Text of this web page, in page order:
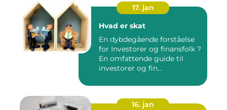
17. jan
Hvad er skat
En dybdegående forståelse
for Investorer og finansfolk ?
En omfattende guide til
investorer og fin...
16. jan